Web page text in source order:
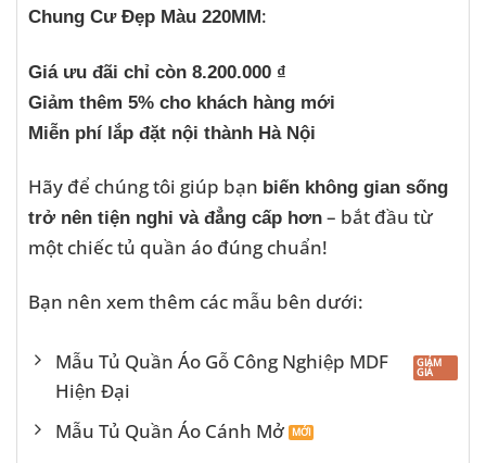
Chung Cư Đẹp Màu 220MM:
Giá ưu đãi chỉ còn 8.200.000 ₫
Giảm thêm 5% cho khách hàng mới
Miễn phí lắp đặt nội thành Hà Nội
Hãy để chúng tôi giúp bạn biến không gian sống
trở nên tiện nghi và đẳng cấp hơn – bắt đầu từ
một chiếc tủ quần áo đúng chuẩn!
Bạn nên xem thêm các mẫu bên dưới:
Mẫu Tủ Quần Áo Gỗ Công Nghiệp MDF
Hiện Đại
Mẫu Tủ Quần Áo Cánh Mở